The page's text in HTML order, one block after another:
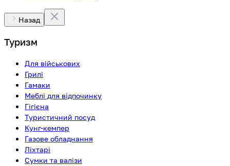
Назад
Туризм
Для військових
Грилі
Гамаки
Меблі для відпочинку
Гігієна
Туристичний посуд
Кунг-кемпер
Газове обладнання
Ліхтарі
Сумки та валізи